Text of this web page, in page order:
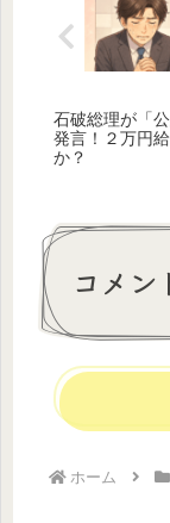
石破総理が「
発言！２万円
か？
コメン
ホーム